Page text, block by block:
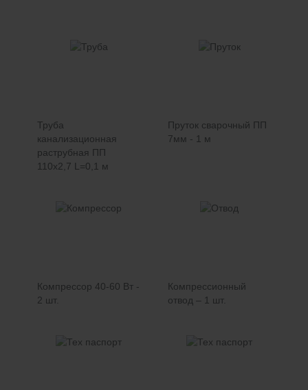
Труба
канализационная
раструбная ПП
110х2,7 L=0,1 м
Пруток сварочный ПП
7мм - 1 м
Компрессор 40-60 Вт -
2 шт.
Компрессионный
отвод – 1 шт.